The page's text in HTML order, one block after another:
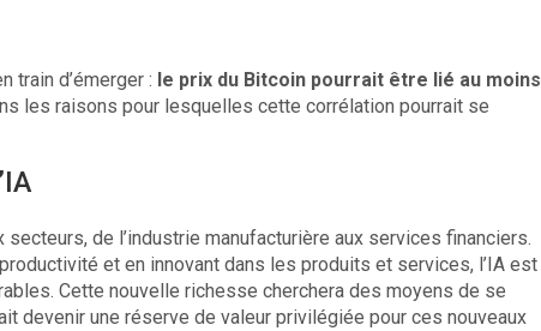
train d’émerger : le prix du Bitcoin pourrait être lié au moins
les raisons pour lesquelles cette corrélation pourrait se
de l’industrie manufacturière aux services financiers.
et en innovant dans les produits et services, l’IA est
Cette nouvelle richesse cherchera des moyens de se
devenir une réserve de valeur privilégiée pour ces nouveaux